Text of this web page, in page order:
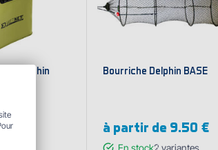
Delphin
Bourriche Delphin BASE
à partir de 9.50 €
En stock2 variantes